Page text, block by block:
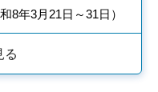
8年3月21日～31日）
る